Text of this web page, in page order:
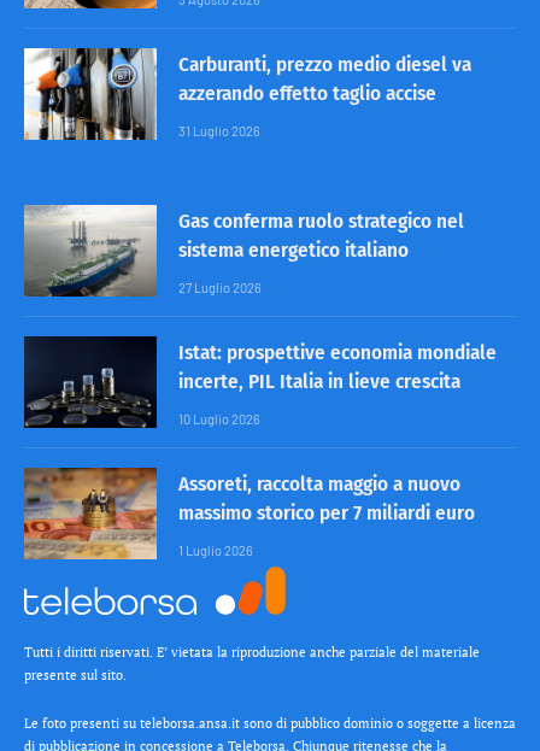
Carburanti, prezzo medio diesel va
azzerando effetto taglio accise
31 Luglio 2026
Gas conferma ruolo strategico nel
sistema energetico italiano
27 Luglio 2026
Istat: prospettive economia mondiale
incerte, PIL Italia in lieve crescita
10 Luglio 2026
Assoreti, raccolta maggio a nuovo
massimo storico per 7 miliardi euro
1 Luglio 2026
Tutti i diritti riservati. E’ vietata la riproduzione anche parziale del materiale
presente sul sito.
Le foto presenti su teleborsa.ansa.it sono di pubblico dominio o soggette a licenza
di pubblicazione in concessione a Teleborsa. Chiunque ritenesse che la